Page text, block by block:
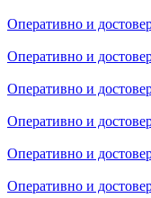
Оперативно и
Оперативно и
Оперативно и
Оперативно и
Оперативно и
Оперативно и